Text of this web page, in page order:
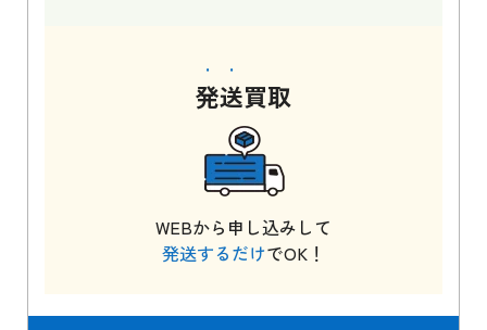
発送買取
WEBから申し込みして
発送するだけでOK！